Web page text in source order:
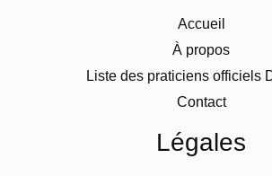
Accueil
À propos
Liste des praticiens officiels
Contact
Légales